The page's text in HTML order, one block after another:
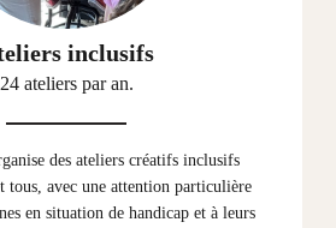
inclusifs
24 ateliers par an.
des ateliers créatifs inclusifs
tous, avec une attention particulière
en situation de handicap et à leurs